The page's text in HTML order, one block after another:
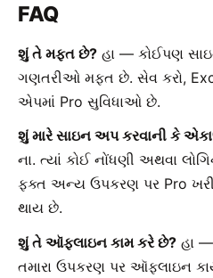
FAQ
શું તે મફત છે? હા — કોઈપણ
ગણતરીઓ મફત છે. સેવ કરો,
એપમાં Pro સુવિધાઓ છે.
શું મારે સાઇન અપ કરવાની કે
ના. ત્યાં કોઈ નોંધણી અથવા
ફક્ત અન્ય ઉપકરણ પર Pro
થાય છે.
શું તે ઑફલાઇન કામ કરે છે? હા
તમારા ઉપકરણ પર ઑફલાઇન